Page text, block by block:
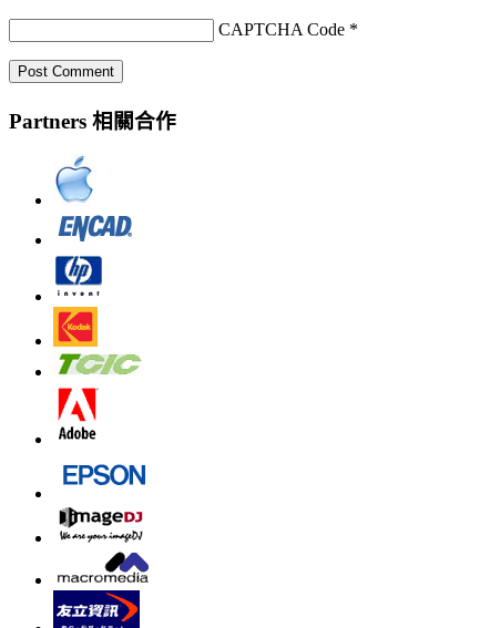
CAPTCHA Code *
Partners 相關合作